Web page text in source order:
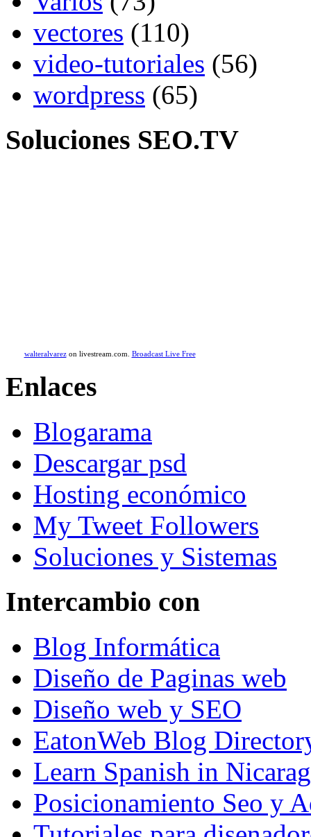
vectores (110)
video-tutoriales (56)
wordpress (65)
Soluciones SEO.TV
walteralvarezon livestream.com. Broadcast Live Free
Enlaces
Blogarama
Descargar psd
Hosting económico
My Tweet Followers
Soluciones y Sistemas
Intercambio con
Blog Informática
Diseño de Paginas web
Diseño web y SEO
EatonWeb Blog
Learn Spanish in
Posicionamiento Seo y